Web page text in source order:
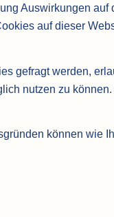
Auswirkungen
auf dieser
gefragt werden,
nutzen zu
können wie